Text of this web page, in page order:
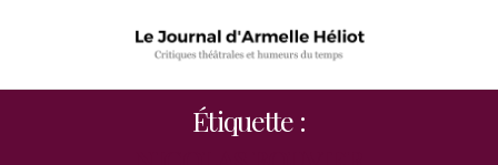
Étiquette :